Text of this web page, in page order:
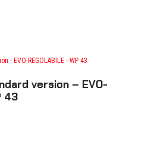
version – EVO-
43